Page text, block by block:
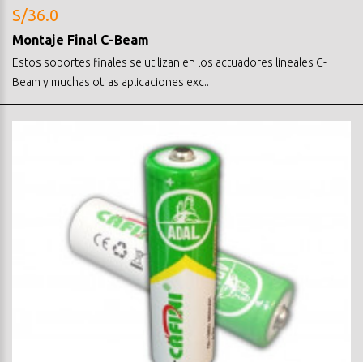
S/36.0
Montaje Final C-Beam
Estos soportes finales se utilizan en los actuadores lineales C-
Beam y muchas otras aplicaciones exc..